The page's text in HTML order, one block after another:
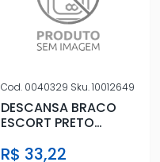
Cod. 0040329 Sku.10012649
DESCANSA BRACO
ESCORT PRETO
R$ 33,22